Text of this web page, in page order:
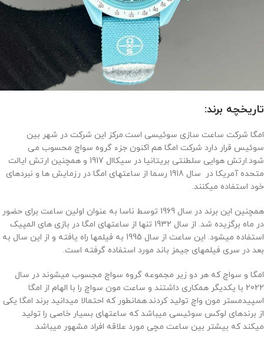
تاریخچه برند:
امگا شرکت ساعت سازی سوئیسی است.مرکز این شرکت در شهر بین
سوئیس قرار دارد شرکت امگا هم اکنون جزء گروه سواچ محسوب می
شود.ارتش هوایی سلطنتی بریتانیا در سیکاال 1917 و همچنین ارتش ایالت
متحده آمریکا در سال 1918 رسما از ساعتهای امگا در رزمایش ها و نبردهای
خود استفاده میکنند.
همچنین این برند در سال 1969 توسط ناسا به عنوان اولین ساعت برای حضور
در ماه برگزیده شد. از سال 1932 تنها از ساعتهای امگا در بازی های المپیک
استفاده میشود. این ساعت از سال 1995 به فیلمها راه یافته و از این سال به
بعد در سری فیلمهای جیمز باند مورد استفاده گرفته است.
امگا و سواچ که هر دو زیر مجموعه گروه سواچ مجسوب میشوند در سال
2022 با یکدیگر همکاری داشتند و ساعت مون سواچ را با الهام از امگا
اسپیدمستر مون واچ تولید کردند.همانطور که احتمالا میدانید برند امگا یکی
از برندهای لوکس سوئیسی میباشد که ساعتهای بسیار خاصی را تولید
میکند که بیشتر بین ساعت مچی مورد علاقه افراد مشهور میباشد.